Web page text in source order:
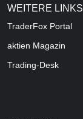
WEITERE LINKS
TraderFox Portal
aktien Magazin
Trading-Desk